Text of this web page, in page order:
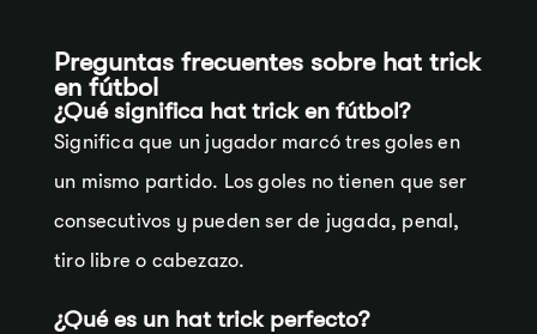
Preguntas frecuentes sobre hat trick
en fútbol
¿Qué significa hat trick en fútbol?
Significa que un jugador marcó tres goles en
un mismo partido. Los goles no tienen que ser
consecutivos y pueden ser de jugada, penal,
tiro libre o cabezazo.
¿Qué es un hat trick perfecto?